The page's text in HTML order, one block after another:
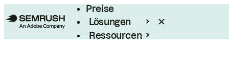
Preise
Lösungen
Ressourcen